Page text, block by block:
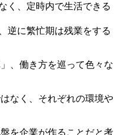
く、定時内で生活できる
逆に繁忙期は残業をする
、働き方を巡って色々な
なく、それぞれの環境や
を企業が作ることだと考